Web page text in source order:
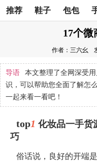
推荐 鞋子 包包
17个
作者：三六幺
导语
本文整理了全网深受
识，可以帮助您全面了解怎
一起来看一看吧！
top1 化妆品一手货
巧
俗话说，良好的开端